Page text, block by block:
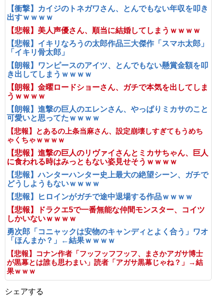
【衝撃】カイジのトネガワさん、とんでもない年収を叩き
出すｗｗｗｗ
【悲報】美人声優さん、順当に結婚してしまうｗｗｗｗ
【悲報】イキリなろうの太郎作品三大傑作「スマホ太郎」
「イキリ骨太郎」
【朗報】ワンピースのアイツ、とんでもない懸賞金額を叩
き出してしまうｗｗｗｗ
【朗報】金曜ロードショーさん、ガチで本気を出してしま
うｗｗｗｗ
【朗報】進撃の巨人のエレンさん、やっぱりミカサのこと
可愛いと思ってたｗｗｗｗ
【悲報】とあるの上条当麻さん、設定崩壊しすぎてもうめち
ゃくちゃｗｗｗｗ
【悲報】進撃の巨人のリヴァイさんとミカサちゃん、巨人
に食われる時はみっともない姿見せそうｗｗｗｗ
【悲報】ハンターハンター史上最大の絶望シーン、ガチで
どうしようもないｗｗｗｗ
【悲報】ヒロインがガチで途中退場する作品ｗｗｗｗ
【悲報】ドラクエ5で一番無能な仲間モンスター、コイツ
しかいないｗｗｗｗ
勇次郎「コニャックは安物のキャンディとよく合う」ワオ
「ほんまか？」←結果ｗｗｗｗ
【悲報】コナン作者「フッフッフフッフ、まさかアガサ博士
が黒幕とは誰も思わまい」読者「アガサ黒幕じゃね？」→結
果ｗｗｗ
シェアする